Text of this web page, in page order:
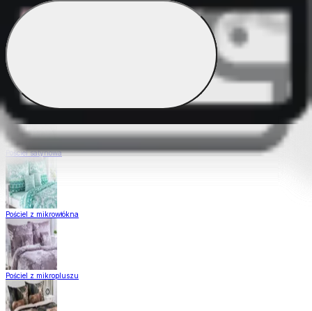
Pościel Dual Feel
Pościel z gładkiej bawełny
Pościel satynowa
Pościel z mikrowłókna
Pościel z mikropluszu